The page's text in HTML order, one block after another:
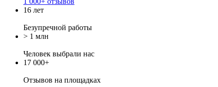
16 лет
Безупречной работы
> 1 млн
Человек выбрали нас
17 000+
Отзывов на площадках